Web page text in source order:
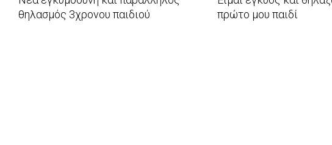
03-
θηλασμός 3χρονου παιδιού
πρώτο μου παιδί